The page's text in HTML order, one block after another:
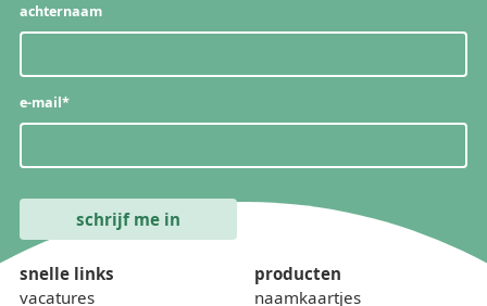
achternaam
e-mail*
snelle links
vacatures
producten
naamkaartjes